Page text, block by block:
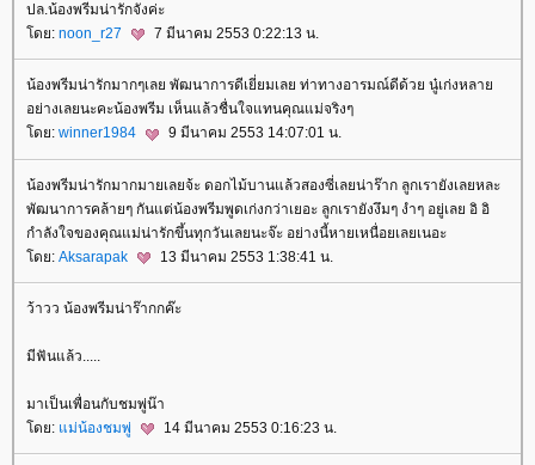
ปล.น้องพรีมน่ารักจังค่ะ
โดย: noon_r27 7 มีนาคม 2553 0:22:13 น.
น้องพรีมน่ารักมากๆเลย พัฒนาการดีเยี่ยมเลย ท่าทางอารมณ์ดีด้วย นู๋เก่งหลาย
อย่างเลยนะคะน้องพรีม เห็นแล้วชื่นใจแทนคุณแม่จริงๆ
โดย: winner1984 9 มีนาคม 2553 14:07:01 น.
น้องพรีมน่ารักมากมายเลยจ้ะ ดอกไม้บานแล้วสองซี่เลยน่าร๊าก ลูกเรายังเลยหละ
พัฒนาการคล้ายๆ กันแต่น้องพรีมพูดเก่งกว่าเยอะ ลูกเรายังงึมๆ งำๆ อยู่เลย อิ อิ
กำลังใจของคุณแม่น่ารักขึ้นทุกวันเลยนะจ๊ะ อย่างนี้หายเหนื่อยเลยเนอะ
โดย: Aksarapak 13 มีนาคม 2553 1:38:41 น.
ว้าวว น้องพรีมน่าร๊ากกค๊ะ
มีฟันแล้ว.....
มาเป็นเพื่อนกับชมพู่น๊า
โดย: แม่น้องชมพู่ 14 มีนาคม 2553 0:16:23 น.